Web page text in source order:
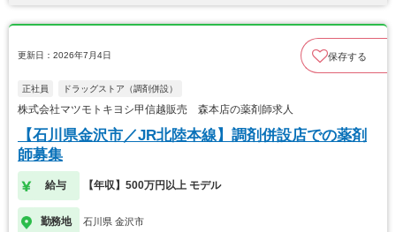
更新日：2026年7月4日 保存する
正社員 ドラッグストア（調剤併設）
株式会社マツモトキヨシ甲信越販売 森本店の薬剤師求人
【石川県金沢市／JR北陸本線】調剤併設店での薬剤
師募集
給与 【年収】500万円以上 モデル
勤務地 石川県 金沢市